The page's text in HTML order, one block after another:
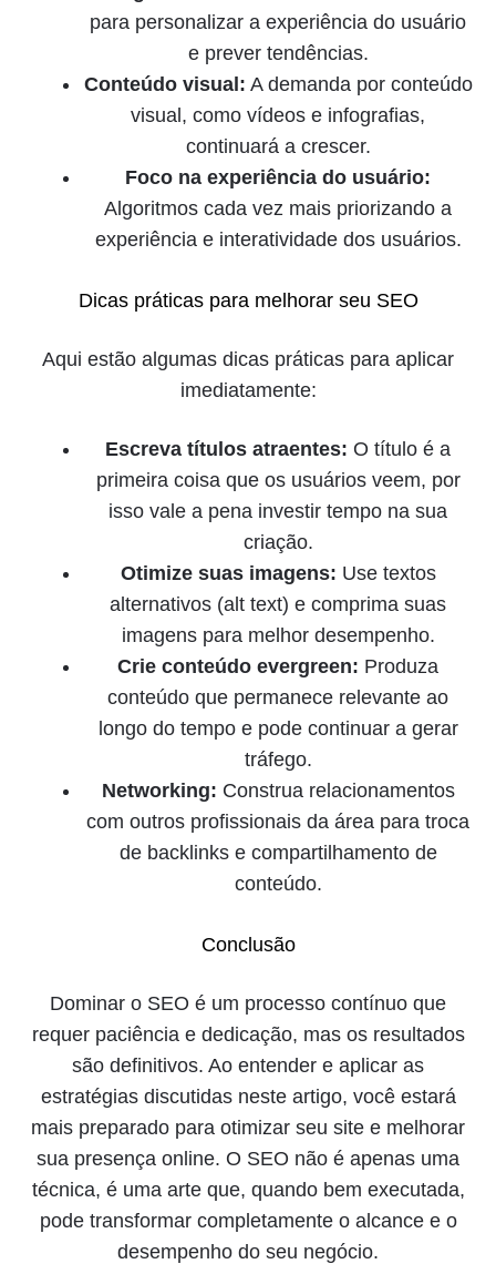
para personalizar a experiência do usuário
e prever tendências.
Conteúdo visual: A demanda por conteúdo
visual, como vídeos e infografias,
continuará a crescer.
Foco na experiência do usuário:
Algoritmos cada vez mais priorizando a
experiência e interatividade dos usuários.
Dicas práticas para melhorar seu SEO
Aqui estão algumas dicas práticas para aplicar
imediatamente:
Escreva títulos atraentes: O título é a
primeira coisa que os usuários veem, por
isso vale a pena investir tempo na sua
criação.
Otimize suas imagens: Use textos
alternativos (alt text) e comprima suas
imagens para melhor desempenho.
Crie conteúdo evergreen: Produza
conteúdo que permanece relevante ao
longo do tempo e pode continuar a gerar
tráfego.
Networking: Construa relacionamentos
com outros profissionais da área para troca
de backlinks e compartilhamento de
conteúdo.
Conclusão
Dominar o SEO é um processo contínuo que
requer paciência e dedicação, mas os resultados
são definitivos. Ao entender e aplicar as
estratégias discutidas neste artigo, você estará
mais preparado para otimizar seu site e melhorar
sua presença online. O SEO não é apenas uma
técnica, é uma arte que, quando bem executada,
pode transformar completamente o alcance e o
desempenho do seu negócio.